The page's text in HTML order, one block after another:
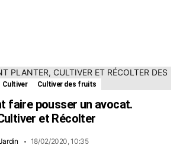
Cultiver Cultiver des fruits
faire pousser un avocat.
et Récolter
18/02/2020, 10:35